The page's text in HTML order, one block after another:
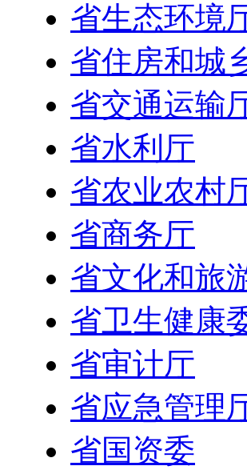
省生态环境
省住房和城
省交通运输
省水利厅
省农业农村
省商务厅
省文化和旅
省卫生健康
省审计厅
省应急管理
省国资委